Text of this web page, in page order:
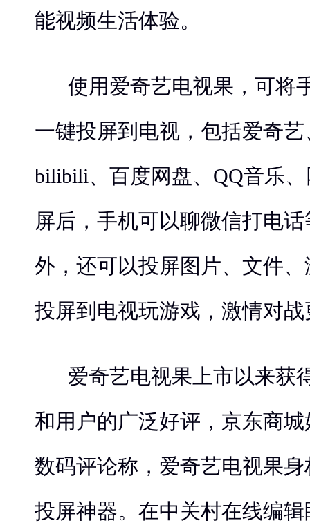
能视频生活体验。
使用爱奇艺电视果，可将
一键投屏到电视，包括爱奇
bilibili、百度网盘、QQ音乐
屏后，手机可以聊微信打电
外，还可以投屏图片、文件
投屏到电视玩游戏，激情对
爱奇艺电视果上市以来获
和用户的广泛好评，京东商城
数码评论称，爱奇艺电视果
投屏神器。在中关村在线编